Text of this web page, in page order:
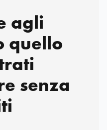
agli
quello
senza